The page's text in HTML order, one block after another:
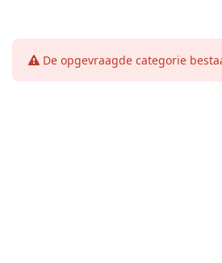
De opgevraagde categorie